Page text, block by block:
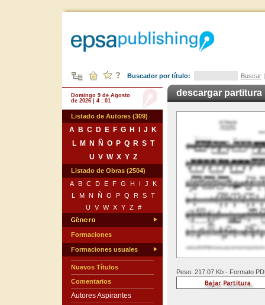
Buscador por título: Buscar
Domingo 9 de Agosto
de 2026 | 4 : 01
Listado de Autores (309)
A B C D E F G H J
K
L
M N Ñ O P Q R S T
U V W X Y Z
Listado de Obras (2504)
A
B C D E F G H I J
K
L
M N Ñ O P Q R S T
U
V W X Y Z #
Formaciones
Formaciones usuales
Nuevos Títulos
Comentarios
Autores Aspirantes
descargar partitura
Peso: 217.07 Kb - Formato